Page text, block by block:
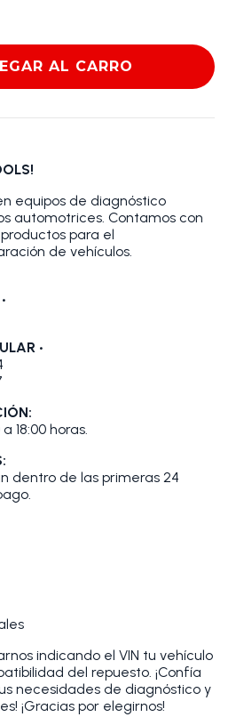
AL CARRO
equipos de diagnóstico
automotrices. Contamos con
para el
de vehículos.
•
18:00 horas.
dentro de las primeras 24
indicando el VIN tu vehículo
del repuesto. ¡Confía
necesidades de diagnóstico y
¡Gracias por elegirnos!